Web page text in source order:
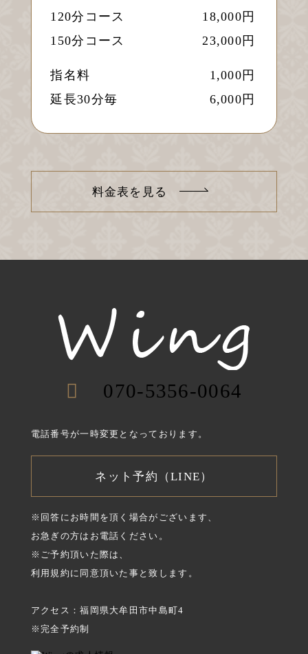
120分コース
18,000円
150分コース
23,000円
指名料
1,000円
延長30分毎
6,000円
料金表を見る
070-5356-0064
電話番号が一時変更となっております。
ネット予約（LINE）
※回答にお時間を頂く場合がございます、
お急ぎの方はお電話ください。
※ご予約頂いた際は、
利用規約に同意頂いた事と致します。
アクセス：福岡県大牟田市中島町4
※完全予約制